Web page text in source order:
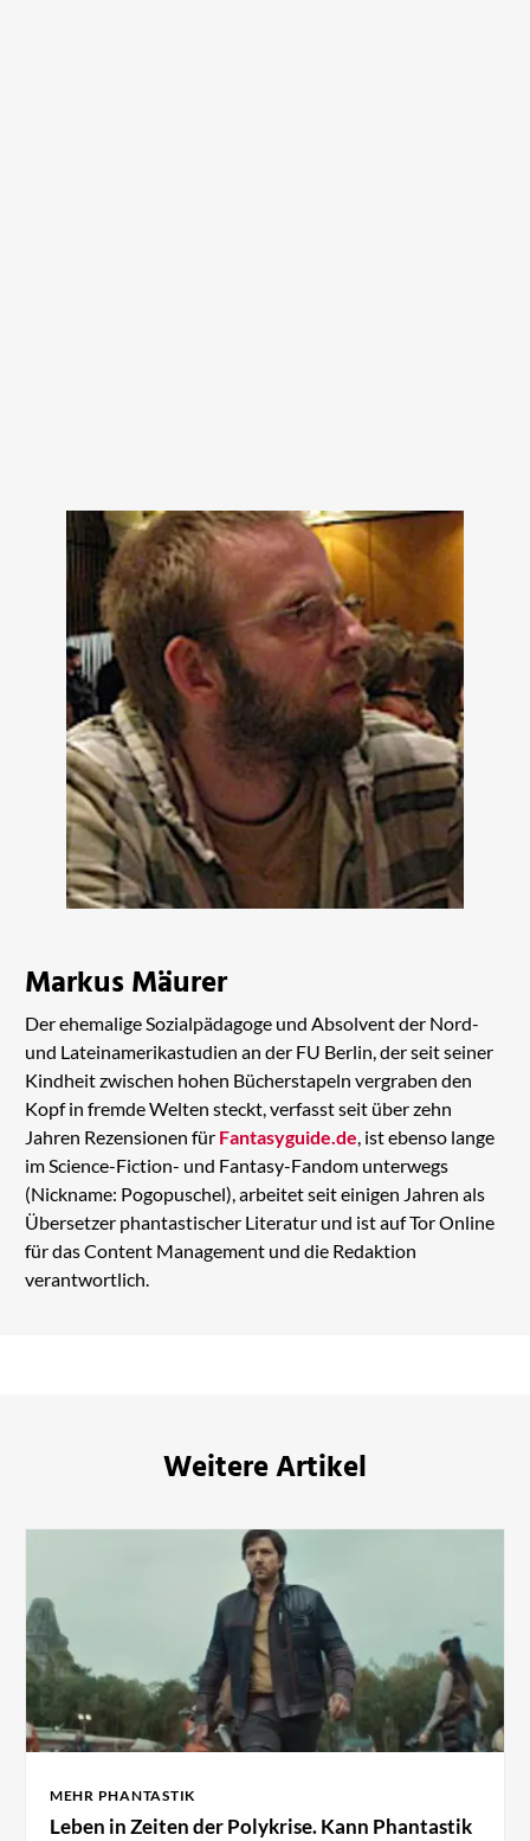
Markus Mäurer
Der ehemalige Sozialpädagoge und Absolvent der Nord-
und Lateinamerikastudien an der FU Berlin, der seit seiner
Kindheit zwischen hohen Bücherstapeln vergraben den
Kopf in fremde Welten steckt, verfasst seit über zehn
Jahren Rezensionen für Fantasyguide.de, ist ebenso lange
im Science-Fiction- und Fantasy-Fandom unterwegs
(Nickname: Pogopuschel), arbeitet seit einigen Jahren als
Übersetzer phantastischer Literatur und ist auf Tor Online
für das Content Management und die Redaktion
verantwortlich.
Weitere Artikel
MEHR PHANTASTIK
Leben in Zeiten der Polykrise. Kann Phantastik